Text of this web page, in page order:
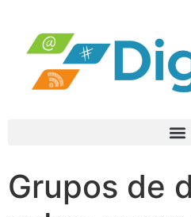
Grupos de